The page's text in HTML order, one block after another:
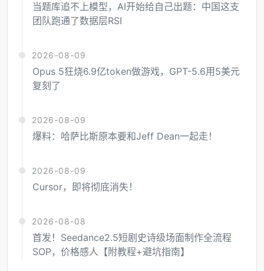
当题库追不上模型，AI开始给自己出题：中国这支
团队跑通了数据层RSI
2026-08-09
Opus 5狂烧6.9亿token做游戏，GPT-5.6用5美元
复刻了
2026-08-09
爆料：哈萨比斯原本要和Jeff Dean一起走！
2026-08-09
Cursor，即将彻底消失！
2026-08-08
首发！Seedance2.5短剧史诗级场面制作全流程
SOP，价格感人【附教程+避坑指南】